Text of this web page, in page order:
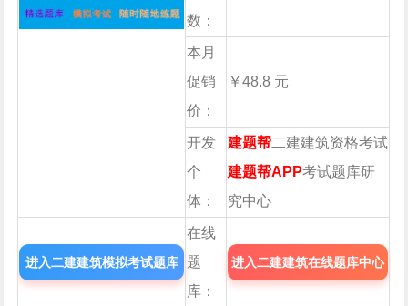
数：
本月
促销
价：
￥48.8 元
开发
个
体：
建题帮二建建筑资格考试
建题帮APP考试题库研
究中心
进入二建建筑模拟考试题库
在线
题
库：
进入二建建筑在线题库中心